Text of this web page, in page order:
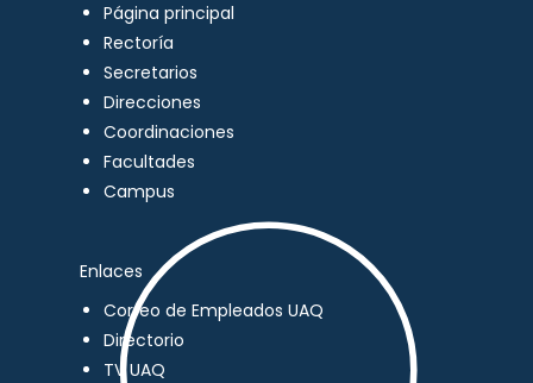
Página principal
Rectoría
Secretarios
Direcciones
Coordinaciones
Facultades
Campus
Enlaces
Correo de Empleados UAQ
Directorio
TV UAQ